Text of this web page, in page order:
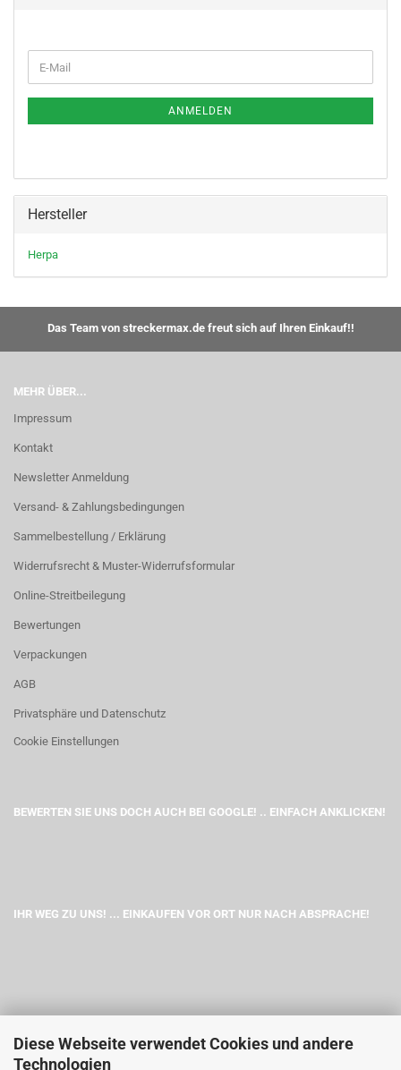
Diese Webseite verwendet Cookies und andere
Technologien
ZUR
E-
Mail
ANMELDEN
Hersteller
Herpa
Das Team von streckermax.de freut sich auf Ihren Einkauf!!
MEHR ÜBER...
Impressum
Kontakt
Newsletter Anmeldung
Versand- & Zahlungsbedingungen
Sammelbestellung / Erklärung
Widerrufsrecht & Muster-Widerrufsformular
Online-Streitbeilegung
Bewertungen
Verpackungen
AGB
Privatsphäre und Datenschutz
Cookie Einstellungen
BEWERTEN SIE UNS DOCH AUCH BEI GOOGLE! .. EINFACH ANKLICKEN!
IHR WEG ZU UNS! ... EINKAUFEN VOR ORT NUR NACH ABSPRACHE!